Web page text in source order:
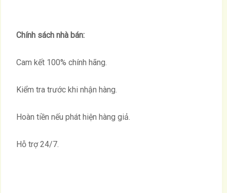
Chính sách nhà bán:
Cam kết 100% chính hãng.
Kiểm tra trước khi nhận hàng.
Hoàn tiền nếu phát hiện hàng giả.
Hỗ trợ 24/7.